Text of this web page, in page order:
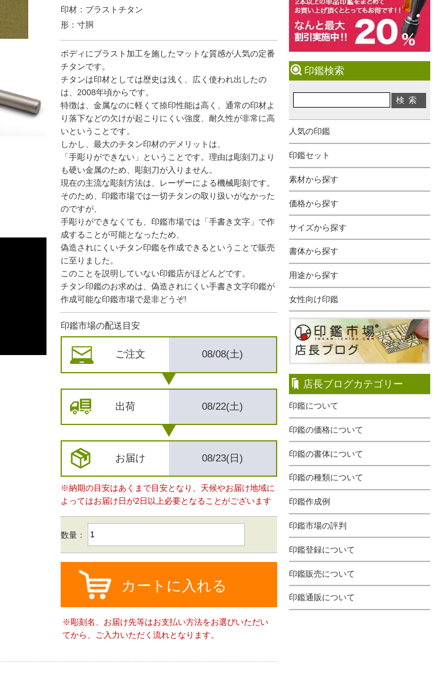
印鑑検索
人気の印鑑
印鑑セット
素材から探す
価格から探す
サイズから探す
書体から探す
用途から探す
女性向け印鑑
店長ブログカテゴリー
印鑑について
印鑑の価格について
印鑑の書体について
印鑑の種類について
印鑑作成例
印鑑市場の評判
印鑑登録について
印鑑販売について
印鑑通販について
印材：ブラストチタン
形：寸胴
ボディにブラスト加工を施したマットな質感が人気の定番
チタンです。
チタンは印材としては歴史は浅く、広く使われ出したの
は、2008年頃からです。
特徴は、金属なのに軽くて捺印性能は高く、通常の印材よ
り落下などの欠けが起こりにくい強度、耐久性が非常に高
いということです。
しかし、最大のチタン印材のデメリットは、
「手彫りができない」ということです。理由は彫刻刀より
も硬い金属のため、彫刻刀が入りません。
現在の主流な彫刻方法は、レーザーによる機械彫刻です。
そのため、印鑑市場では一切チタンの取り扱いがなかった
のですが、
手彫りができなくても、印鑑市場では「手書き文字」で作
成することが可能となったため、
偽造されにくいチタン印鑑を作成できるということで販売
に至りました。
このことを説明していない印鑑店がほどんどです。
チタン印鑑のお求めは、偽造されにくい手書き文字印鑑が
作成可能な印鑑市場で是非どうぞ!
印鑑市場の配送目安
ご注文 08/08(土)
出荷 08/22(土)
お届け 08/23(日)
※納期の目安はあくまで目安となり、天候やお届け地域に
よってはお届け日が2日以上必要となることがございます
数量：
カートに入れる
※彫刻名、お届け先等はお支払い方法をお選びいただい
てから、ご入力いただく流れとなります。